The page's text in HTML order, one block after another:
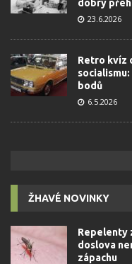
dobrý
23.6.2026
Retro kvíz
bodů
6.5.2026
ŽHAVÉ NOVINKY
Repelenty
doslova
zápachu